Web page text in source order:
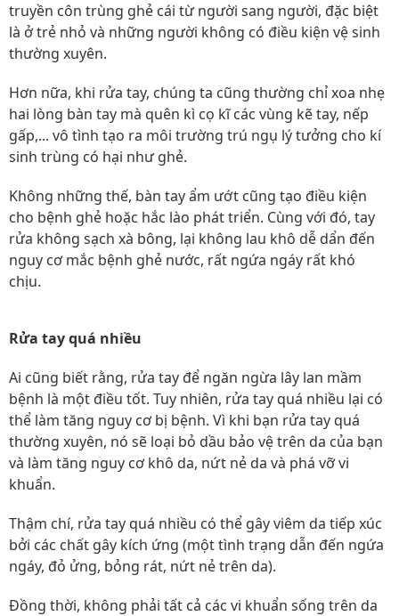
truyền côn trùng ghẻ cái từ người sang người, đặc biệt
là ở trẻ nhỏ và những người không có điều kiện vệ sinh
thường xuyên.
Hơn nữa, khi rửa tay, chúng ta cũng thường chỉ xoa nhẹ
hai lòng bàn tay mà quên kì cọ kĩ các vùng kẽ tay, nếp
gấp,... vô tình tạo ra môi trường trú ngụ lý tưởng cho kí
sinh trùng có hại như ghẻ.
Không những thế, bàn tay ẩm ướt cũng tạo điều kiện
cho bệnh ghẻ hoặc hắc lào phát triển. Cùng với đó, tay
rửa không sạch xà bông, lại không lau khô dễ dẩn đến
nguy cơ mắc bệnh ghẻ nước, rất ngứa ngáy rất khó
chịu.
Rửa tay quá nhiều
Ai cũng biết rằng, rửa tay để ngăn ngừa lây lan mầm
bệnh là một điều tốt. Tuy nhiên, rửa tay quá nhiều lại có
thể làm tăng nguy cơ bị bệnh. Vì khi bạn rửa tay quá
thường xuyên, nó sẽ loại bỏ dầu bảo vệ trên da của bạn
và làm tăng nguy cơ khô da, nứt nẻ da và phá vỡ vi
khuẩn.
Thậm chí, rửa tay quá nhiều có thể gây viêm da tiếp xúc
bởi các chất gây kích ứng (một tình trạng dẫn đến ngứa
ngáy, đỏ ửng, bỏng rát, nứt nẻ trên da).
Đồng thời, không phải tất cả các vi khuẩn sống trên da